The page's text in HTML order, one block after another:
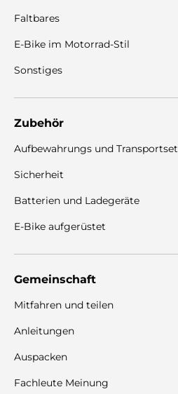
Faltbares
E-Bike im Motorrad-Stil
Sonstiges
Zubehör
Aufbewahrungs und Transportset
Sicherheit
Batterien und Ladegeräte
E-Bike aufgerüstet
Gemeinschaft
Mitfahren und teilen
Anleitungen
Auspacken
Fachleute Meinung